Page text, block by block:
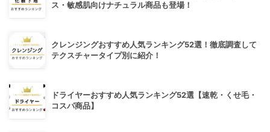
ス・敏感肌向けナチュラル商品も登場！
クレンジングおすすめ人気ランキング52選！徹底調査して
テクスチャータイプ別に紹介！
ドライヤーおすすめ人気ランキング52選【速乾・くせ毛・
コスパ商品】